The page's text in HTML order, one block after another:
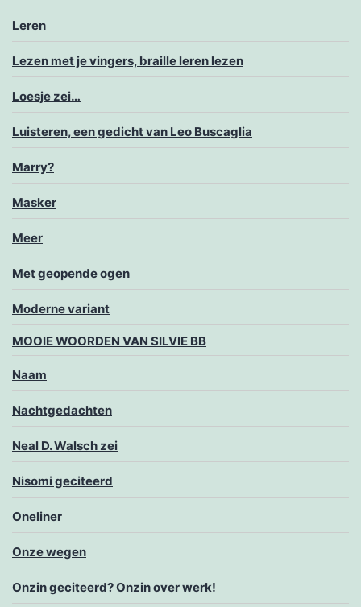
Leren
Lezen met je vingers, braille leren lezen
Loesje zei…
Luisteren, een gedicht van Leo Buscaglia
Marry?
Masker
Meer
Met geopende ogen
Moderne variant
MOOIE WOORDEN VAN SILVIE BB
Naam
Nachtgedachten
Neal D. Walsch zei
Nisomi geciteerd
Oneliner
Onze wegen
Onzin geciteerd? Onzin over werk!